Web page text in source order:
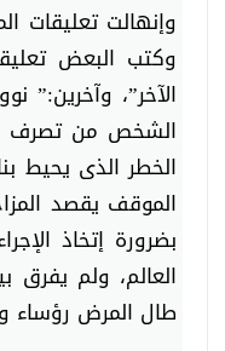
وإنهالت تعليقات
وكتب البعض
الآخر”، وآخرين:”
الشخص من تصرف
الخطر الذى يحيط
الموقف يقصد
بضرورة إتخاذ
العالم، ولم يفرق
طال المرض رؤساء